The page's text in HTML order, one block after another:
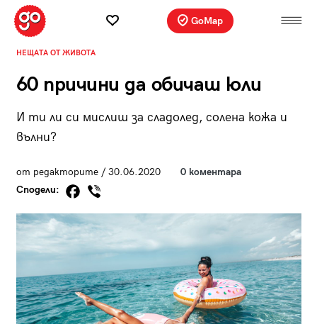
GoMap
НЕЩАТА ОТ ЖИВОТА
60 причини да обичаш юли
И ти ли си мислиш за сладолед, солена кожа и
вълни?
от редакторите / 30.06.2020
0 коментара
Сподели: